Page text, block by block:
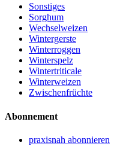
Sonstiges
Sorghum
Wechselweizen
Wintergerste
Winterroggen
Winterspelz
Wintertriticale
Winterweizen
Zwischenfrüchte
Abonnement
praxisnah abonnieren